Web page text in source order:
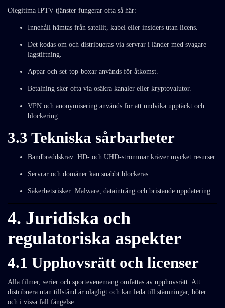
Olegitima IPTV-tjänster fungerar ofta så här:
Innehåll hämtas från satellit, kabel eller insiders utan licens.
Det kodas om och distribueras via servrar i länder med svagare
lagstiftning.
Appar och set-top-boxar används för åtkomst.
Betalning sker ofta via osäkra kanaler eller kryptovalutor.
VPN och anonymisering används för att undvika upptäckt och
blockering.
3.3 Tekniska sårbarheter
Bandbreddskrav: HD- och UHD-strömmar kräver mycket resurser.
Servrar och domäner kan snabbt blockeras.
Säkerhetsrisker: Malware, dataintrång och bristande uppdatering.
4. Juridiska och
regulatoriska aspekter
4.1 Upphovsrätt och licenser
Alla filmer, serier och sportevenemang omfattas av upphovsrätt. Att
distribuera utan tillstånd är olagligt och kan leda till stämningar, böter
och i vissa fall fängelse.